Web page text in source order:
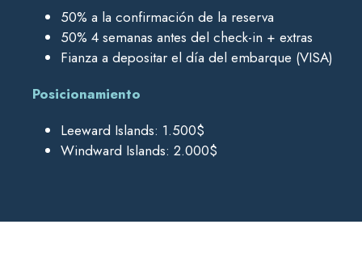
50% a la confirmación de la reserva
50% 4 semanas antes del check-in + extras
Fianza a depositar el día del embarque (VISA)
Posicionamiento
Leeward Islands: 1.500$
Windward Islands: 2.000$